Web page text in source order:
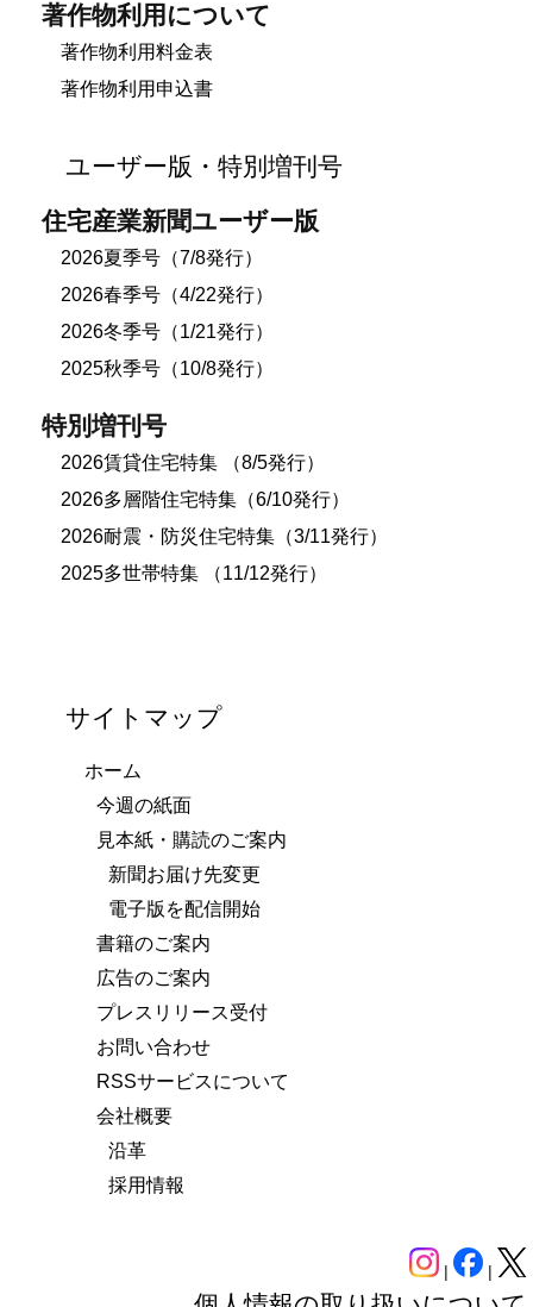
著作物利用について
著作物利用料金表
著作物利用申込書
ユーザー版・特別増刊号
住宅産業新聞ユーザー版
2026夏季号（7/8発行）
2026春季号（4/22発行）
2026冬季号（1/21発行）
2025秋季号（10/8発行）
特別増刊号
2026賃貸住宅特集 （8/5発行）
2026多層階住宅特集（6/10発行）
2026耐震・防災住宅特集（3/11発行）
2025多世帯特集 （11/12発行）
サイトマップ
ホーム
今週の紙面
見本紙・購読のご案内
新聞お届け先変更
電子版を配信開始
書籍のご案内
広告のご案内
プレスリリース受付
お問い合わせ
RSSサービスについて
会社概要
沿革
採用情報
| |